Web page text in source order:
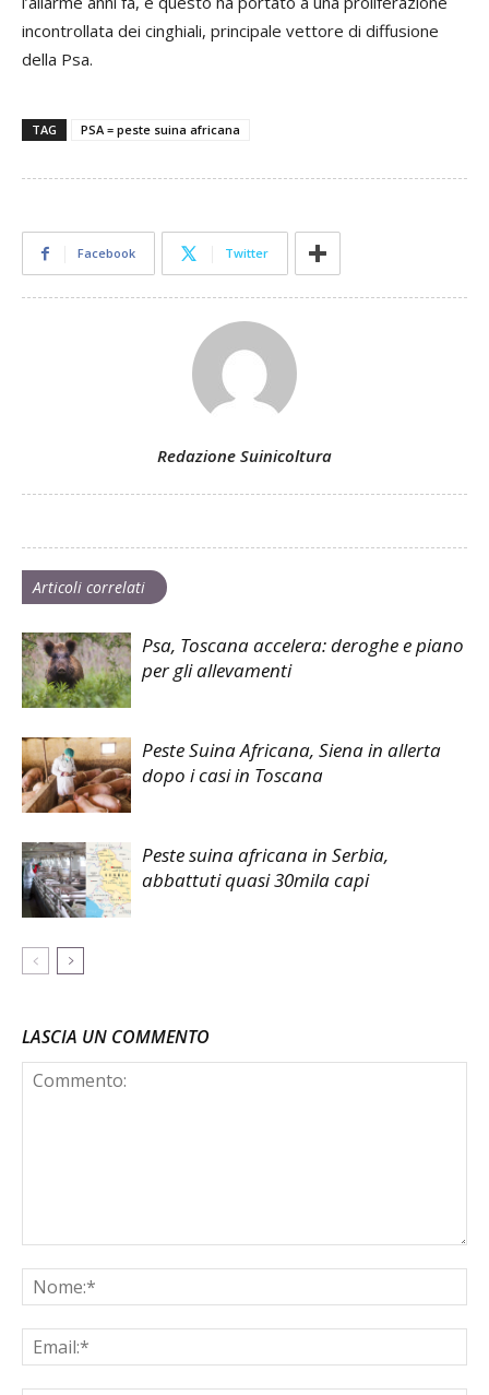
incontrollata dei cinghiali, principale vettore di diffusione
della Psa.
TAG PSA = peste suina africana
Facebook Twitter
Redazione Suinicoltura
Articoli correlati
Psa, Toscana accelera: deroghe e piano
per gli allevamenti
Peste Suina Africana, Siena in allerta
dopo i casi in Toscana
Peste suina africana in Serbia,
abbattuti quasi 30mila capi
LASCIA UN COMMENTO